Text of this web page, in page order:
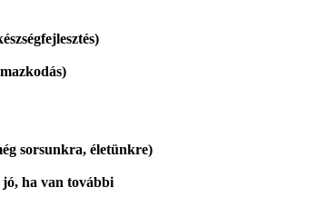
sorsunkra, életünkre)
ha van további